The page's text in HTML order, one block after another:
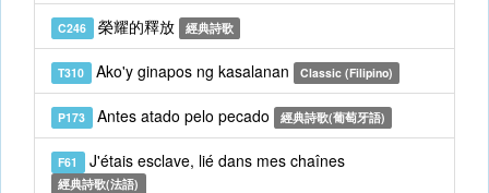
C246 榮耀的釋放 經典詩歌
T310 Ako'y ginapos ng kasalanan Classic (Filipino)
P173 Antes atado pelo pecado 經典詩歌(葡萄牙語)
F61 J'étais esclave, lié dans mes chaînes
經典詩歌(法語)